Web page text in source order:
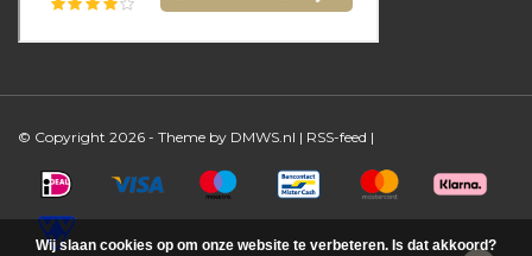
© Copyright 2026 - Theme by DMWS.nl | RSS-feed |
Wij slaan cookies op om onze website te verbeteren. Is dat akkoord?